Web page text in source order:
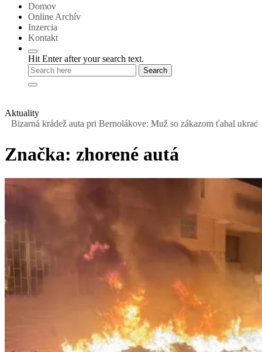
Domov
Online Archív
Inzercia
Kontakt
Hit Enter after your search text.
Aktuality
krádež auta pri Bernolákove: Muž so zákazom ťahal ukradnutý
Značka: zhorené autá